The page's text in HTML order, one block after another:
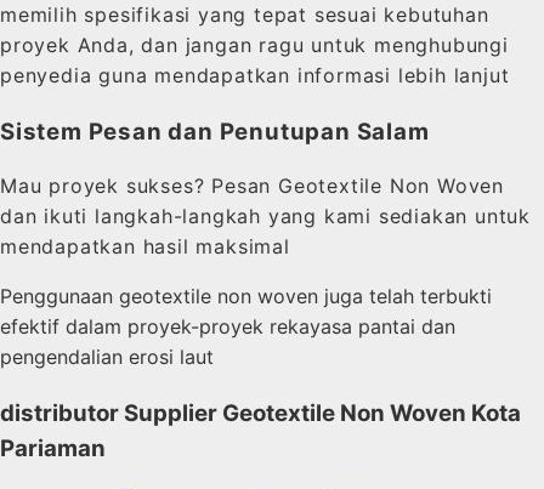
memilih spesifikasi yang tepat sesuai kebutuhan
proyek Anda, dan jangan ragu untuk menghubungi
penyedia guna mendapatkan informasi lebih lanjut
Sistem Pesan dan Penutupan Salam
Mau proyek sukses? Pesan Geotextile Non Woven
dan ikuti langkah-langkah yang kami sediakan untuk
mendapatkan hasil maksimal
Penggunaan geotextile non woven juga telah terbukti
efektif dalam proyek-proyek rekayasa pantai dan
pengendalian erosi laut
distributor Supplier Geotextile Non Woven Kota
Pariaman